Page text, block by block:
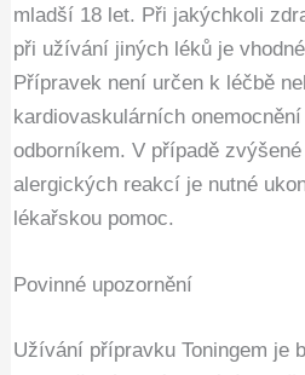
mladší 18 let. Při jakýchkoli
při užívání jiných léků je
Přípravek není určen k léčbě
kardiovaskulárních
odborníkem. V případě
alergických reakcí je nutné
lékařskou pomoc.
Povinné upozornění
Užívání přípravku Toningem je